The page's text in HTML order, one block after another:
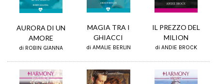
AURORA DI UN
AMORE
di ROBIN GIANNA
MAGIA TRA I
GHIACCI
di AMALIE BERLIN
IL PREZZO DEL
MILION
di ANDIE BROCK